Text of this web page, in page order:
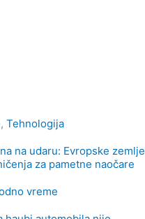
, Tehnologija
na udaru: Evropske zemlje
za pametne naočare
vreme